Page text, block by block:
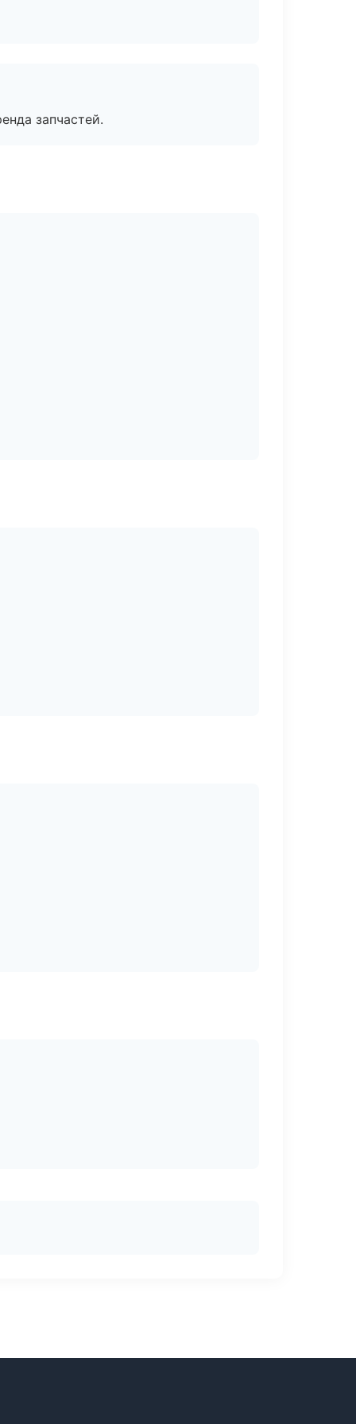
запчастей.